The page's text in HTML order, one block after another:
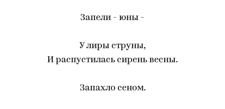
Запели - юны -
У лиры струны,
И распустилась сирень весны.
Запахло сеном.